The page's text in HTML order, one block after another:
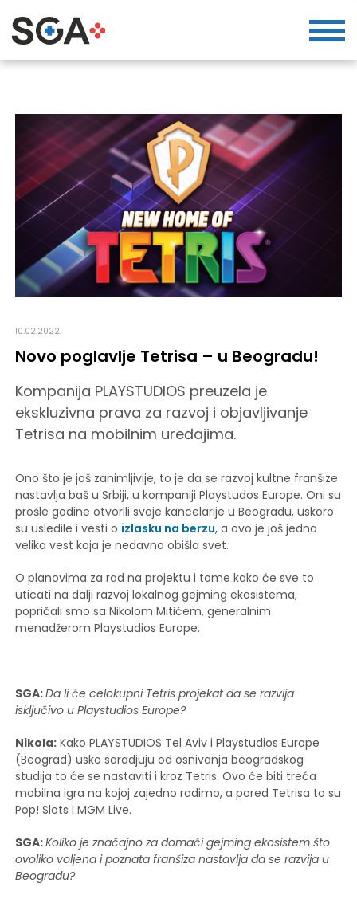
10.02.2022.
Novo poglavlje Tetrisa – u Beogradu!
Kompanija PLAYSTUDIOS preuzela je
ekskluzivna prava za razvoj i objavljivanje
Tetrisa na mobilnim uređajima.
Ono što je još zanimljivije, to je da se razvoj kultne franšize
nastavlja baš u Srbiji, u kompaniji Playstudos Europe. Oni su
prošle godine otvorili svoje kancelarije u Beogradu, uskoro
su usledile i vesti o izlasku na berzu, a ovo je još jedna
velika vest koja je nedavno obišla svet.
O planovima za rad na projektu i tome kako će sve to
uticati na dalji razvoj lokalnog gejming ekosistema,
popričali smo sa Nikolom Mitićem, generalnim
menadžerom Playstudios Europe.
SGA:Da li će celokupni Tetris projekat da se razvija
isključivo u Playstudios Europe?
Nikola: Kako PLAYSTUDIOS Tel Aviv i Playstudios Europe
(Beograd) usko saradjuju od osnivanja beogradskog
studija to će se nastaviti i kroz Tetris. Ovo će biti treća
mobilna igra na kojoj zajedno radimo, a pored Tetrisa to su
Pop! Slots i MGM Live.
SGA:Koliko je značajno za domaći gejming ekosistem što
ovoliko voljena i poznata franšiza nastavlja da se razvija u
Beogradu?